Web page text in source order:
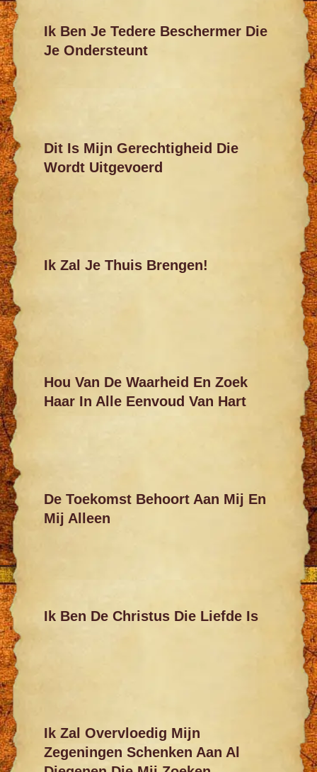
Ik Ben Je Tedere Beschermer Die
Je Ondersteunt
Dit Is Mijn Gerechtigheid Die
Wordt Uitgevoerd
Ik Zal Je Thuis Brengen!
Hou Van De Waarheid En Zoek
Haar In Alle Eenvoud Van Hart
De Toekomst Behoort Aan Mij En
Mij Alleen
Ik Ben De Christus Die Liefde Is
Ik Zal Overvloedig Mijn
Zegeningen Schenken Aan Al